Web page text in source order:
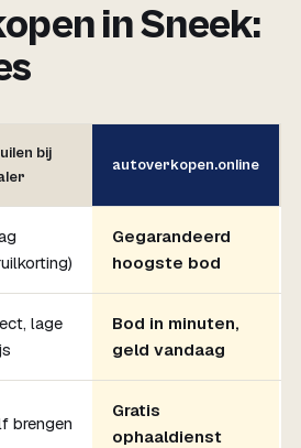
in Sneek:
bij
autoverkopen.online
Gegarandeerd
hoogste bod
lage
Bod in minuten,
geld vandaag
brengen
Gratis
ophaaldienst